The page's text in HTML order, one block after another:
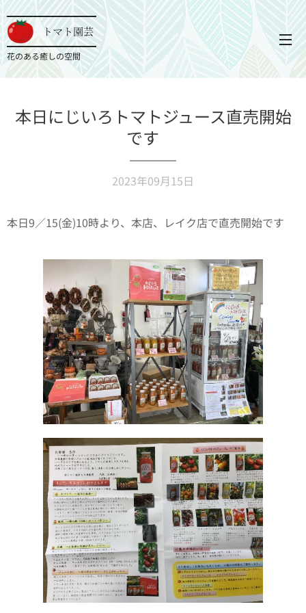
トマト園芸
花のある癒しの空間
本日にじいろトマトジュース直売開始
です✨
2023年09月15日
本日9／15(金)10時より、本店、レイク店で直売開始です